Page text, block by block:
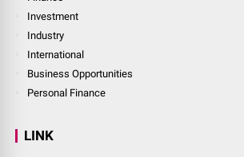
Investment
Industry
International
Business Opportunities
Personal Finance
LINK